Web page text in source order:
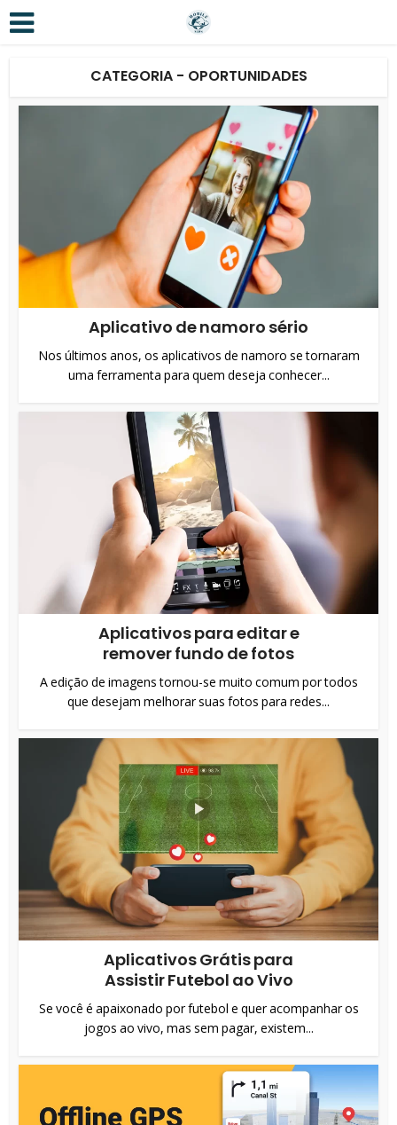
CATEGORIA - OPORTUNIDADES
Aplicativo de namoro sério
Nos últimos anos, os aplicativos de namoro se tornaram
uma ferramenta para quem deseja conhecer...
Aplicativos para editar e
remover fundo de fotos
A edição de imagens tornou-se muito comum por todos
que desejam melhorar suas fotos para redes...
Aplicativos Grátis para
Assistir Futebol ao Vivo
Se você é apaixonado por futebol e quer acompanhar os
jogos ao vivo, mas sem pagar, existem...